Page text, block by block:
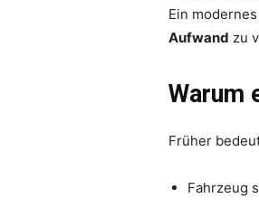
Ein
Aufwand zu
Warum
Früher
Fahrzeug